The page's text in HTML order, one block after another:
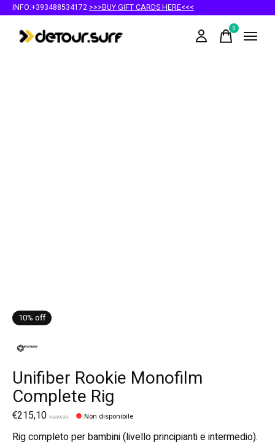
INFO:+393488534172 >>>BUY GIFT CARDS HERE<<<
0items
10% off
Unifiber Rookie Monofilm
Complete Rig
€215,10 €239,00 Non disponibile
Rig completo per bambini (livello principianti e intermedio).